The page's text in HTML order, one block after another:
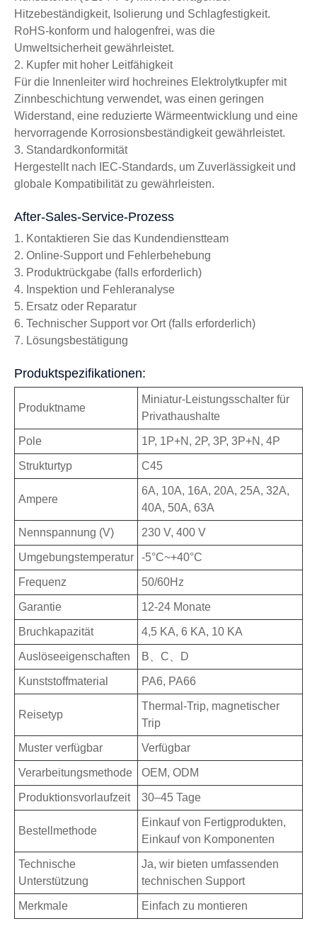
Hitzebeständigkeit, Isolierung und Schlagfestigkeit.
RoHS-konform und halogenfrei, was die
Umweltsicherheit gewährleistet.
2. Kupfer mit hoher Leitfähigkeit
Für die Innenleiter wird hochreines Elektrolytkupfer mit
Zinnbeschichtung verwendet, was einen geringen
Widerstand, eine reduzierte Wärmeentwicklung und eine
hervorragende Korrosionsbeständigkeit gewährleistet.
3. Standardkonformität
Hergestellt nach IEC-Standards, um Zuverlässigkeit und
globale Kompatibilität zu gewährleisten.
After-Sales-Service-Prozess
1. Kontaktieren Sie das Kundendienstteam
2. Online-Support und Fehlerbehebung
3. Produktrückgabe (falls erforderlich)
4. Inspektion und Fehleranalyse
5. Ersatz oder Reparatur
6. Technischer Support vor Ort (falls erforderlich)
7. Lösungsbestätigung
Produktspezifikationen:
Produktname
Miniatur-Leistungsschalter für
Privathaushalte
Pole 1P, 1P+N, 2P, 3P, 3P+N, 4P
Strukturtyp C45
Ampere
6A, 10A, 16A, 20A, 25A, 32A,
40A, 50A, 63A
Nennspannung (V) 230 V, 400 V
Umgebungstemperatur -5°C~+40°C
Frequenz 50/60Hz
Garantie 12-24 Monate
Bruchkapazität 4,5 KA, 6 KA, 10 KA
Auslöseeigenschaften B、C、D
Kunststoffmaterial PA6, PA66
Reisetyp
Thermal-Trip, magnetischer
Trip
Muster verfügbar Verfügbar
Verarbeitungsmethode OEM, ODM
Produktionsvorlaufzeit 30–45 Tage
Bestellmethode
Einkauf von Fertigprodukten,
Einkauf von Komponenten
Technische
Unterstützung
Ja, wir bieten umfassenden
technischen Support
Merkmale Einfach zu montieren